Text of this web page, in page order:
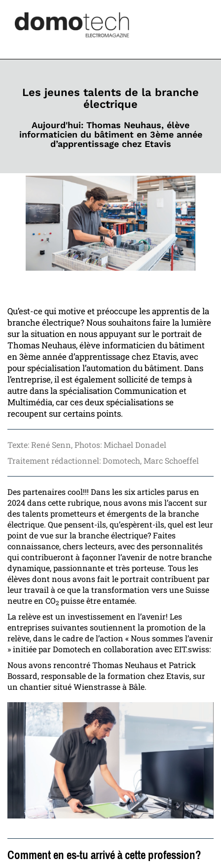
Les jeunes talents de la branche
électrique
Aujourd'hui: Thomas Neuhaus, élève
informaticien du bâtiment en 3ème année
d’apprentissage chez Etavis
Qu’est-ce qui motive et préoccupe les apprentis de la
branche électrique? Nous souhaitons faire la lumière
sur la situation en nous appuyant sur le portrait de
Thomas Neuhaus, élève informaticien du bâtiment
en 3ème année d’apprentissage chez Etavis, avec
pour spécialisation l’automation du bâtiment. Dans
l’entreprise, il est également sollicité de temps à
autre dans la spécialisation Communication et
Multimédia, car ces deux spécialisations se
recoupent sur certains points.
Texte: René Senn, Photos: Michael Donadel
Traitement rédactionnel: Domotech, Marc Schoeffel
Des partenaires cool!!! Dans les six articles parus en
2024 dans cette rubrique, nous avons mis l’accent sur
des talents prometteurs et émergents de la branche
électrique. Que pensent-ils, qu’espèrent-ils, quel est leur
point de vue sur la branche électrique? Faites
connaissance, chers lecteurs, avec des personnalités
qui contribueront à façonner l’avenir de notre branche
dynamique, passionnante et très porteuse. Tous les
élèves dont nous avons fait le portrait contribuent par
leur travail à ce que la transformation vers une Suisse
neutre en CO2 puisse être entamée.
La relève est un investissement en l’avenir! Les
entreprises suivantes soutiennent la promotion de la
relève, dans le cadre de l’action « Nous sommes l’avenir
» initiée par Domotech en collaboration avec EIT.swiss:
Nous avons rencontré Thomas Neuhaus et Patrick
Bossard, responsable de la formation chez Etavis, sur
un chantier situé Wienstrasse à Bâle.
Comment en es-tu arrivé à cette profession?